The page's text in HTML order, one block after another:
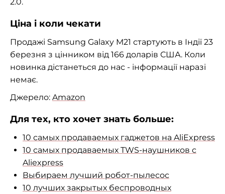
Ціна і коли чекати
Продажі Samsung Galaxy M21 стартують в Індії 23
березня з цінником від 166 доларів США. Коли
новинка дістанеться до нас - інформації наразі
немає.
Джерело: Amazon
Для тех, кто хочет знать больше:
10 самых продаваемых гаджетов на AliExpress
10 самых продаваемых TWS-наушников с
Aliexpress
Выбираем лучший робот-пылесос
10 лучших закрытых беспроводных